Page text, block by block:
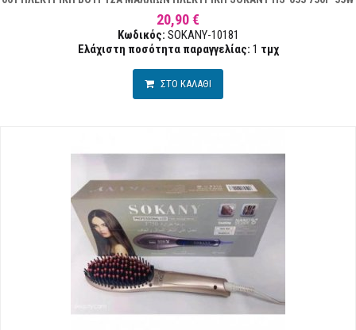
20,90 €
Κωδικός: SOKANY-10181
Ελάχιστη ποσότητα παραγγελίας: 1 τμχ
ΣΤΟ ΚΑΛΑΘΙ